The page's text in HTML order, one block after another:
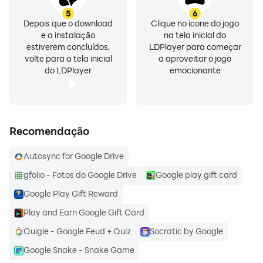
com grupos ou equipes na sua organização
• Criação de um drive compartilhado para armazenar
todo o conteúdo da sua equipe
• Solicitação de assinaturas eletrônicas e
gerenciamento de contratos com fornecedores,
Workspace:https://workspace.google.com/products/d
Saiba mais sobre a política de atualização de apps do
Google: https://support.google.com/a/answer/6288871
As Contas do Google têm 15 GB de armazenamento,
que são compartilhados entre o Google Drive, o Gmail
e o Google Fotos. Se você precisar de mais espaço,
5
Depois que o download
e a instalação
estiverem concluídos,
volte para a tela inicial
do LDPlayer
6
Clique no ícone do jogo
na tela inicial do
LDPlayer para começar
a aproveitar o jogo
emocionante
Recomendação
Autosync for Google Drive
gfolio - Fotos do Google Drive
Google play gift card
Google Play Gift Reward
Play and Earn Google Gift Card
Quigle - Google Feud + Quiz
Socratic by Google
Google Snake - Snake Game